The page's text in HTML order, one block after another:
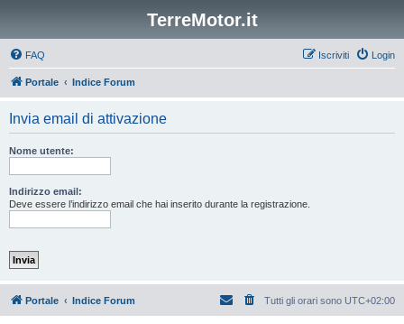
TerreMotor.it
FAQ Login
Iscriviti
Portale Indice Forum
Invia email di attivazione
Nome utente:
Indirizzo email:
Deve essere l’indirizzo email che hai inserito durante la registrazione.
Portale Indice Forum Tutti gli orari sono UTC+02:00